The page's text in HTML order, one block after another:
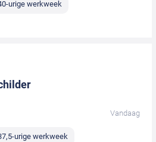
urige werkweek
Vandaag
urige werkweek